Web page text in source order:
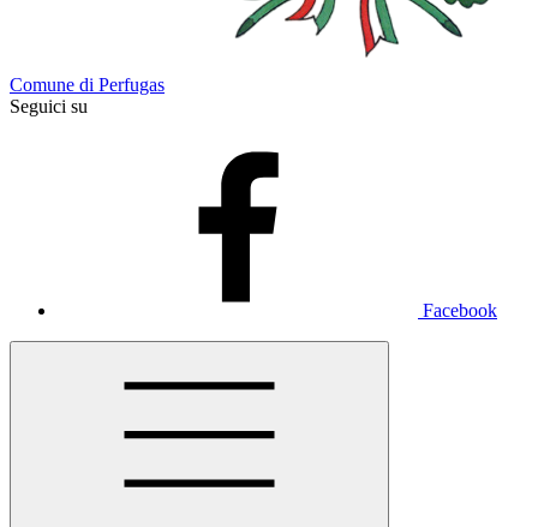
Comune di Perfugas
Seguici su
Facebook